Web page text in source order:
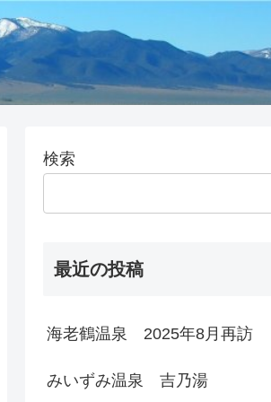
検索
最近の投稿
海老鶴温泉 2025年8月再訪
みいずみ温泉 吉乃湯